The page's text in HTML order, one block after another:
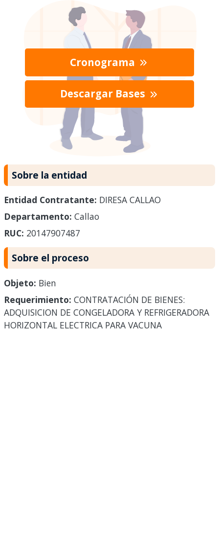
Cronograma
Descargar Bases
Sobre la entidad
Entidad Contratante: DIRESA CALLAO
Departamento: Callao
RUC: 20147907487
Sobre el proceso
Objeto: Bien
Requerimiento: CONTRATACIÓN DE BIENES:
ADQUISICION DE CONGELADORA Y REFRIGERADORA
HORIZONTAL ELECTRICA PARA VACUNA